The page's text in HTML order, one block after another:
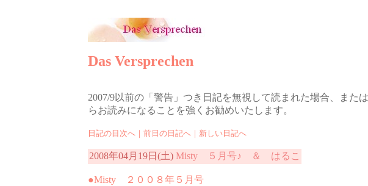
Das Versprechen
2007/9以前の「警告」つき日記を無視して読まれた場合、ま
らお読みになることを強くお勧めいたします。
日記の目次へ ｜ 前日の日記へ ｜ 新しい日記へ
2008年04月19日(土) Misty ５月号♪ ＆ はるこ
●Misty ２００８年５月号